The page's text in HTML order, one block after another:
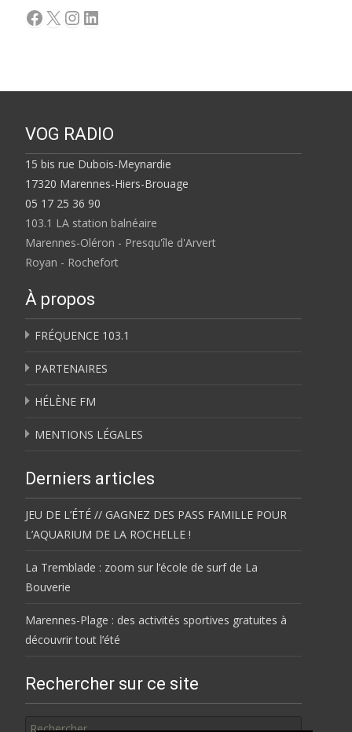
Facebook
X Instagram
LinkedIn
VOG RADIO
15 bis rue Dubois-Meynardie
17320 Marennes-Hiers-Brouage
05 17 25 36 90
103.1 LA station balnéaire
Marennes-Oléron - Presqu'île d'Arvert
Royan - Rochefort
À propos
FRÉQUENCE 103.1
PARTENAIRES
HÉLÈNE FM
MENTIONS LÉGALES
Derniers articles
JEU DE L’ÉTÉ // GAGNEZ DES PASS FAMILLE POUR
L’AQUARIUM DE LA ROCHELLE !
La Tremblade : zoom sur l’école de surf de La
Bouverie
Marennes-Plage : des activités sportives gratuites à
découvrir tout l’été
Rechercher sur ce site